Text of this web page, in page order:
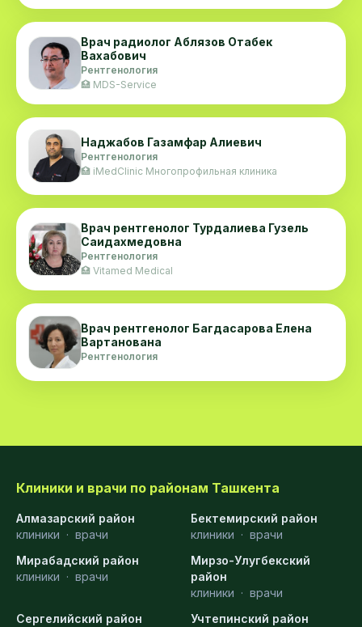
Врач радиолог Аблязов Отабек
Вахабович
Рентгенология
🏥 MDS-Service
Наджабов Газамфар Алиевич
Рентгенология
🏥 iMedClinic Многопрофильная клиника
Врач рентгенолог Турдалиева Гузель
Саидахмедовна
Рентгенология
🏥 Vitamed Medical
Врач рентгенолог Багдасарова Елена
Вартанована
Рентгенология
Клиники и врачи по районам Ташкента
Алмазарский район
клиники · врачи
Бектемирский район
клиники · врачи
Мирабадский район
клиники · врачи
Мирзо-Улугбекский
район
клиники · врачи
Сергелийский район
Учтепинский район